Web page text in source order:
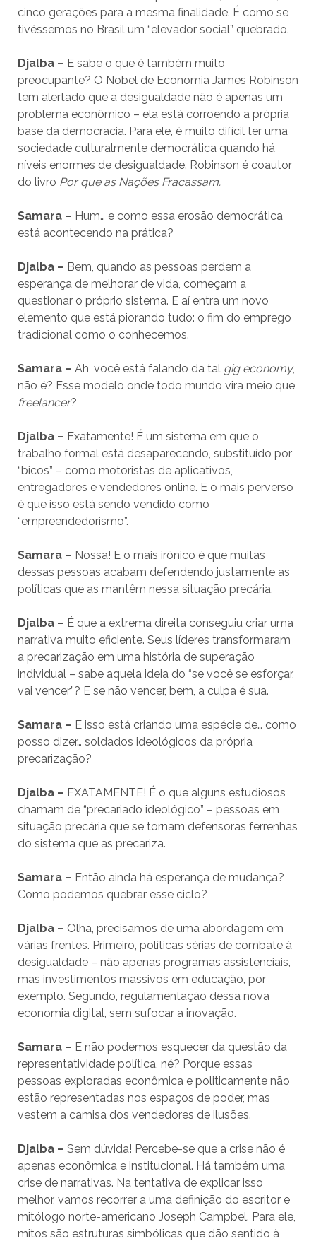
cinco gerações para a mesma finalidade. É como se
tivéssemos no Brasil um “elevador social” quebrado.
Djalba – E sabe o que é também muito
preocupante? O Nobel de Economia James Robinson
tem alertado que a desigualdade não é apenas um
problema econômico – ela está corroendo a própria
base da democracia. Para ele, é muito difícil ter uma
sociedade culturalmente democrática quando há
níveis enormes de desigualdade. Robinson é coautor
do livro Por que as Nações Fracassam.
Samara – Hum… e como essa erosão democrática
está acontecendo na prática?
Djalba – Bem, quando as pessoas perdem a
esperança de melhorar de vida, começam a
questionar o próprio sistema. E aí entra um novo
elemento que está piorando tudo: o fim do emprego
tradicional como o conhecemos.
Samara – Ah, você está falando da talgig economy,
não é? Esse modelo onde todo mundo vira meio que
freelancer?
Djalba – Exatamente! É um sistema em que o
trabalho formal está desaparecendo, substituído por
“bicos” – como motoristas de aplicativos,
entregadores e vendedores online. E o mais perverso
é que isso está sendo vendido como
“empreendedorismo”.
Samara – Nossa! E o mais irônico é que muitas
dessas pessoas acabam defendendo justamente as
políticas que as mantêm nessa situação precária.
Djalba – É que a extrema direita conseguiu criar uma
narrativa muito eficiente. Seus líderes transformaram
a precarização em uma história de superação
individual – sabe aquela ideia do “se você se esforçar,
vai vencer”? E se não vencer, bem, a culpa é sua.
Samara – E isso está criando uma espécie de… como
posso dizer… soldados ideológicos da própria
precarização?
Djalba – EXATAMENTE! É o que alguns estudiosos
chamam de “precariado ideológico” – pessoas em
situação precária que se tornam defensoras ferrenhas
do sistema que as precariza.
Samara – Então ainda há esperança de mudança?
Como podemos quebrar esse ciclo?
Djalba – Olha, precisamos de uma abordagem em
várias frentes. Primeiro, políticas sérias de combate à
desigualdade – não apenas programas assistenciais,
mas investimentos massivos em educação, por
exemplo. Segundo, regulamentação dessa nova
economia digital, sem sufocar a inovação.
Samara – E não podemos esquecer da questão da
representatividade política, né? Porque essas
pessoas exploradas econômica e politicamente não
estão representadas nos espaços de poder, mas
vestem a camisa dos vendedores de ilusões.
Djalba – Sem dúvida! Percebe-se que a crise não é
apenas econômica e institucional. Há também uma
crise de narrativas. Na tentativa de explicar isso
melhor, vamos recorrer a uma definição do escritor e
mitólogo norte-americano Joseph Campbel. Para ele,
mitos são estruturas simbólicas que dão sentido à